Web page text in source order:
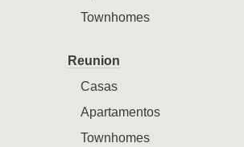
Townhomes
Reunion
Casas
Apartamentos
Townhomes